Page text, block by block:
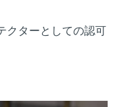
クターとしての認可